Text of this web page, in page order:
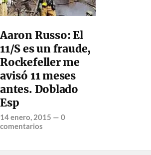
Aaron Russo: El
11/S es un fraude,
Rockefeller me
avisó 11 meses
antes. Doblado
Esp
14 enero, 2015 — 0
comentarios